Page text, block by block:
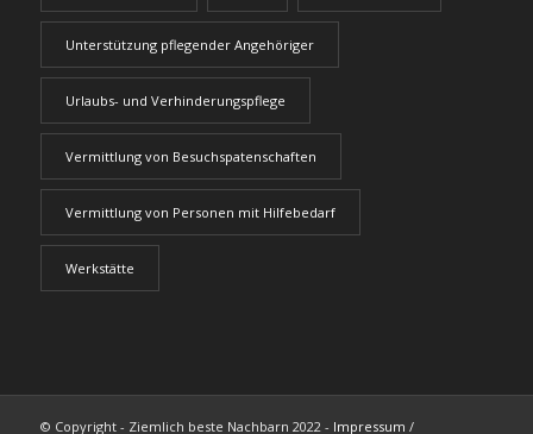
Unterstützung pflegender Angehöriger
Urlaubs- und Verhinderungspflege
Vermittlung von Besuchspatenschaften
Vermittlung von Personen mit Hilfebedarf
Werkstätte
© Copyright - Ziemlich beste Nachbarn 2022 - Impressum /